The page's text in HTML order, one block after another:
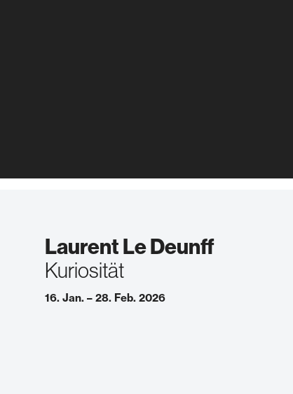
Laurent Le Deunff
Kuriosität
16. Jan. – 28. Feb. 2026